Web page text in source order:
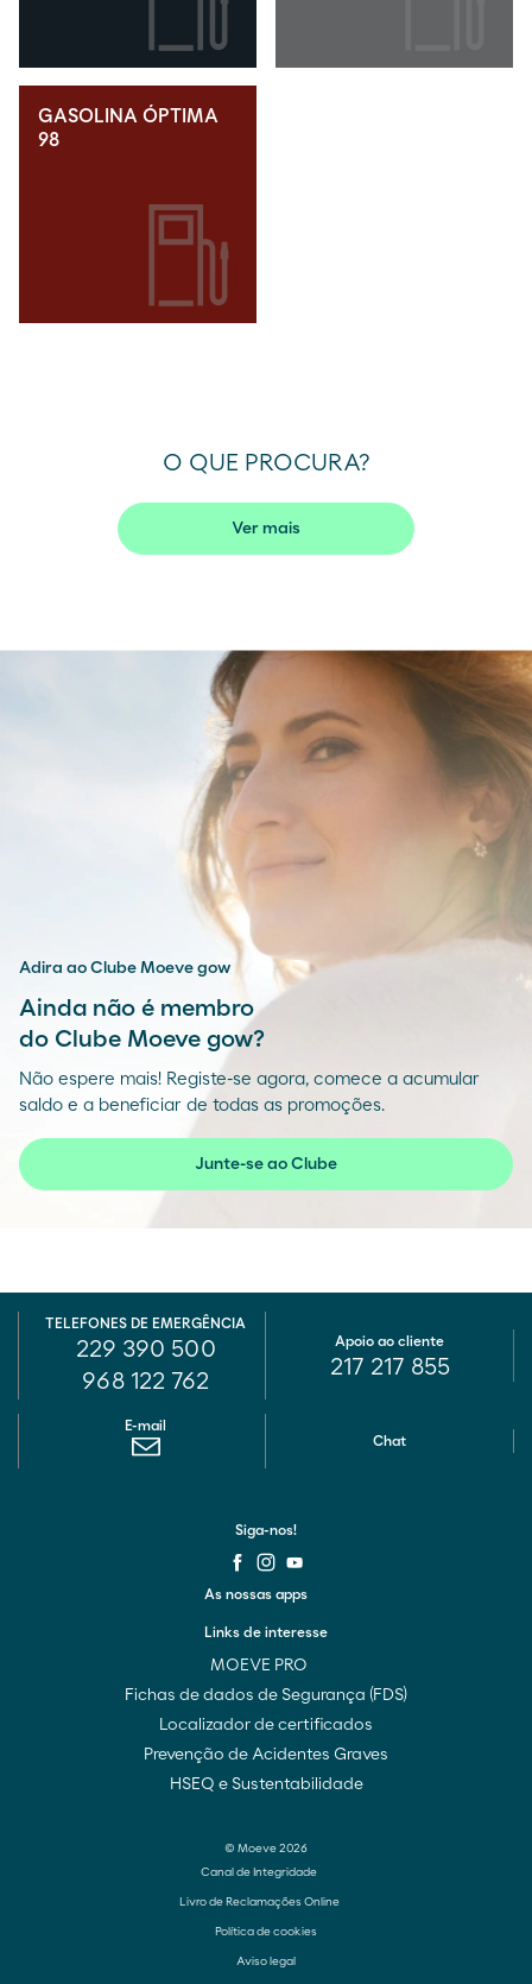
GASOLINA ÓPTIMA
98
O QUE PROCURA?
Ver mais
Adira ao Clube Moeve gow
Ainda não é membro
do Clube Moeve gow?
Não espere mais! Registe-se agora, comece a acumular
saldo e a beneficiar de todas as promoções.
Junte-se ao Clube
TELEFONES DE EMERGÊNCIA
229 390 500
968 122 762
E-mail
Chat
Apoio ao cliente
217 217 855
Links de interesse
MOEVE PRO
Fichas de dados de Segurança (FDS)
Localizador de certificados
Prevenção de Acidentes Graves
HSEQ e Sustentabilidade
As nossas apps
Siga-nos!
© Moeve 2026
Canal de Integridade
Livro de Reclamações Online
Política de cookies
Aviso legal